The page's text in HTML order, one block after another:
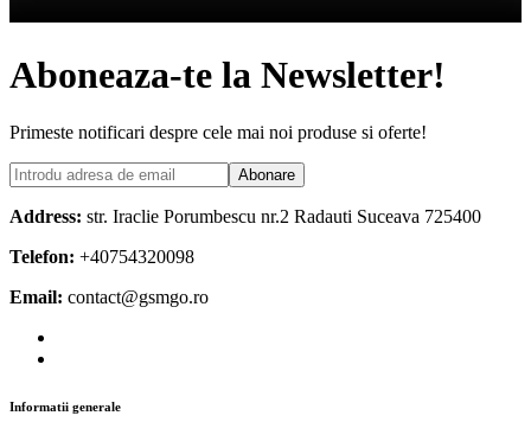
Aboneaza-te la Newsletter!
Primeste notificari despre cele mai noi produse si oferte!
Abonare
Address: str. Iraclie Porumbescu nr.2 Radauti Suceava 725400
Telefon: +40754320098
Email: contact@gsmgo.ro
Informatii generale